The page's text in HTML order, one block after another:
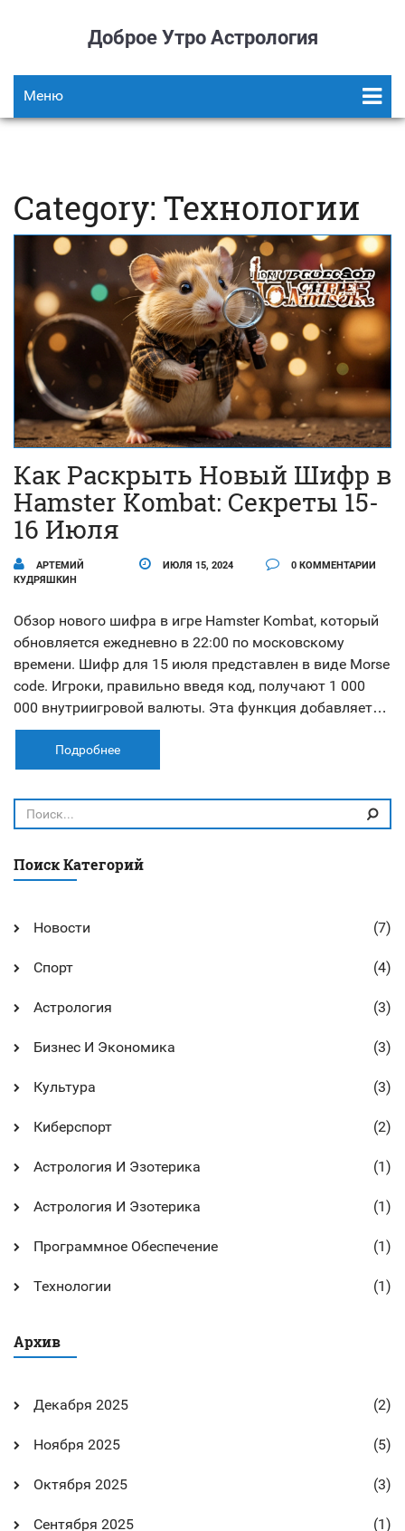
Доброе Утро Астрология
Меню
Category: Технологии
Как Раскрыть Новый Шифр в
Hamster Kombat: Секреты 15-
16 Июля
АРТЕМИЙ
КУДРЯШКИН
ИЮЛЯ 15, 2024 0 КОММЕНТАРИИ
Обзор нового шифра в игре Hamster Kombat, который
обновляется ежедневно в 22:00 по московскому
времени. Шифр для 15 июля представлен в виде Morse
code. Игроки, правильно введя код, получают 1 000
000 внутриигровой валюты. Эта функция добавляет
интеллектуальную стимуляцию и интерактивность в
игровой процесс, подчеркивая приверженность
разработчиков к образовательному контенту.
Подробнее
Поиск Категорий
Новости (7)
Спорт (4)
Астрология (3)
Бизнес И Экономика (3)
Культура (3)
Киберспорт (2)
Астрология И Эзотерика (1)
Астрология И Эзотерика (1)
Программное Обеспечение (1)
Технологии (1)
Архив
Декабря 2025 (2)
Ноября 2025 (5)
Октября 2025 (3)
Сентября 2025 (1)